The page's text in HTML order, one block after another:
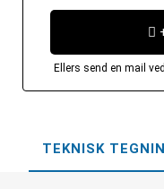
Ellers send en mail
TEKNISK